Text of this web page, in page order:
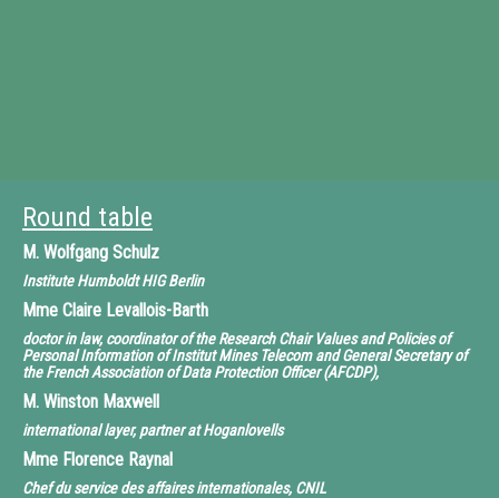
Round table
M. Wolfgang Schulz
Institute Humboldt HIG Berlin
Mme Claire Levallois-Barth
doctor in law, coordinator of the Research Chair Values and Policies of
Personal Information of Institut Mines Telecom and General Secretary of
the French Association of Data Protection Officer (AFCDP),
M. Winston Maxwell
international layer, partner at Hoganlovells
Mme Florence Raynal
Chef du service des affaires internationales, CNIL